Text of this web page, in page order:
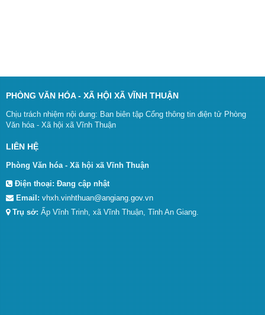
PHÒNG VĂN HÓA - XÃ HỘI XÃ VĨNH THUẬN
Chịu trách nhiệm nội dung: Ban biên tập Cổng thông tin điện tử Phòng
Văn hóa - Xã hội xã Vĩnh Thuận
LIÊN HỆ
Phòng Văn hóa - Xã hội xã Vĩnh Thuận
Điện thoại:Đang cập nhật
Email:vhxh.vinhthuan@angiang.gov.vn
Trụ sở:Ấp Vĩnh Trinh, xã Vĩnh Thuận, Tỉnh An Giang.